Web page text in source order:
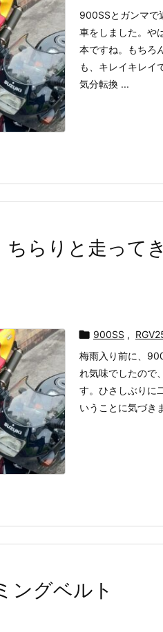
900SSとガンマで
車をしました。や
本ですね。もちろ
も、キレイキレイ
気分転換 ...
らりと走って
 900SS ,
梅雨入り前に、
れ気味でしたので
す。ひさしぶりに
いうことに気づき
ングベルト